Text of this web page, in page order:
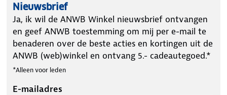
Nieuwsbrief
Ja, ik wil de ANWB Winkel nieuwsbrief ontvangen
en geef ANWB toestemming om mij per e-mail te
benaderen over de beste acties en kortingen uit de
ANWB (web)winkel en ontvang 5.- cadeautegoed.*
*Alleen voor leden
E-mailadres